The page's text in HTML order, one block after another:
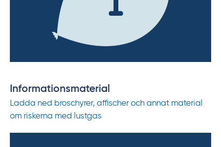
Informationsmaterial
Ladda ned broschyrer, affischer och annat material
om riskerna med lustgas